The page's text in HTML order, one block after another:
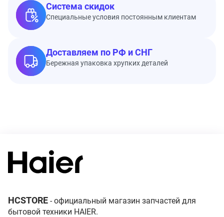
Система скидок
Специальные условия постоянным клиентам
Доставляем по РФ и СНГ
Бережная упаковка хрупких деталей
HCSTORE - официальный магазин запчастей для
бытовой техники HAIER.